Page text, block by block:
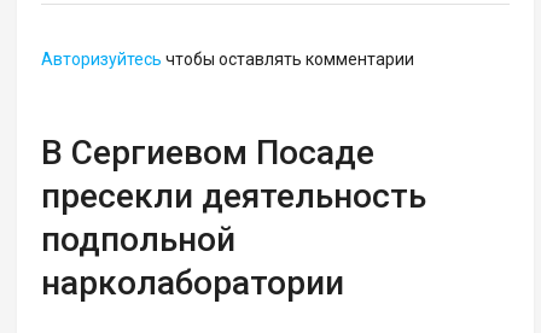
Авторизуйтесь чтобы оставлять комментарии
В Сергиевом Посаде
пресекли деятельность
подпольной
нарколаборатории